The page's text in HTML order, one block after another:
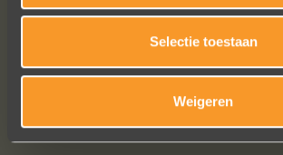
Selectie toestaan
Weigeren